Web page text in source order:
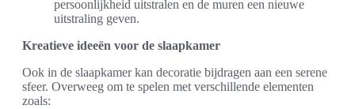
persoonlijkheid uitstralen en de muren een nieuwe
uitstraling geven.
Kreatieve ideeën voor de slaapkamer
Ook in de slaapkamer kan decoratie bijdragen aan een serene
sfeer. Overweeg om te spelen met verschillende elementen
zoals: